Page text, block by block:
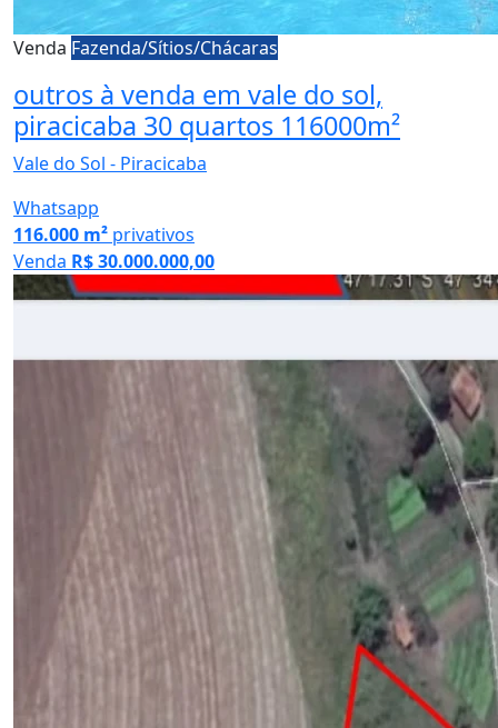
Venda Fazenda/Sítios/Chácaras
outros à venda em vale do sol,
piracicaba 30 quartos 116000m²
Vale do Sol - Piracicaba
Whatsapp
116.000 m² privativos
Venda R$ 30.000.000,00